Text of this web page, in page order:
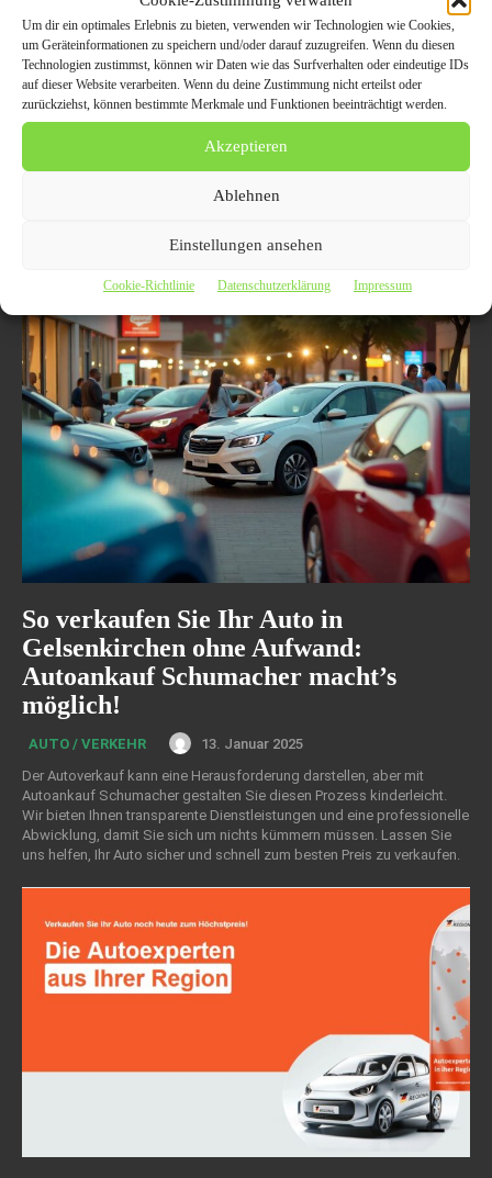
Um dir ein optimales Erlebnis zu bieten, verwenden wir Technologien wie Cookies,
um Geräteinformationen zu speichern und/oder darauf zuzugreifen. Wenn du diesen
Technologien zustimmst, können wir Daten wie das Surfverhalten oder eindeutige IDs
auf dieser Website verarbeiten. Wenn du deine Zustimmung nicht erteilst oder
zurückziehst, können bestimmte Merkmale und Funktionen beeinträchtigt werden.
Akzeptieren
Ablehnen
Einstellungen ansehen
Cookie-Richtlinie Datenschutzerklärung Impressum
Fahrzeugverwertung leicht gemacht:
Nachhaltige Entsorgungsmöglichkeiten
und Informationen zum Ankauf von
Altfahrzeugen
AUTO / VERKEHR
11. April 2025
Die Fahrzeugverwertung bietet eine Vielzahl von Optionen, die sowohl
Möglichkeiten es für die Entsorgung Ihres Altfahrzeugs gibt und wie
um eine informierte Entscheidung für Ihr Fahrzeug zu treffen.
So verkaufen Sie Ihr Auto in
Gelsenkirchen ohne Aufwand:
Autoankauf Schumacher macht’s
möglich!
AUTO / VERKEHR
13. Januar 2025
Der Autoverkauf kann eine Herausforderung darstellen, aber mit
Autoankauf Schumacher gestalten Sie diesen Prozess kinderleicht.
Wir bieten Ihnen transparente Dienstleistungen und eine professionelle
Abwicklung, damit Sie sich um nichts kümmern müssen. Lassen Sie
uns helfen, Ihr Auto sicher und schnell zum besten Preis zu verkaufen.